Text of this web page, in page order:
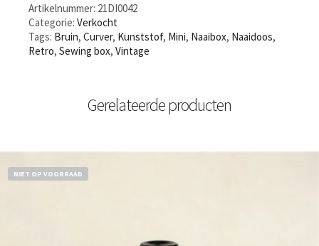
Artikelnummer: 21DI0042
Categorie: Verkocht
Tags: Bruin, Curver, Kunststof, Mini, Naaibox, Naaidoos,
Retro, Sewing box, Vintage
Gerelateerde producten
NIET OP VOORRAAD